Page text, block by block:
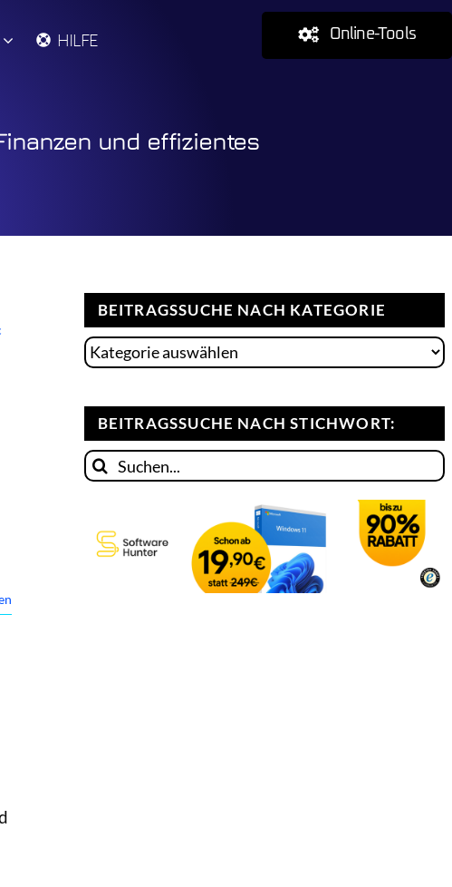
HILFE Online-Tools
und effizientes
BEITRAGSSUCHE NACH KATEGORIE
Beitragssuche
Kategorie
BEITRAGSSUCHE NACH STICHWORT:
Suche